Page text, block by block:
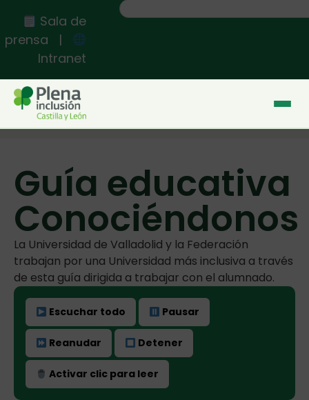
Sala de
prensa |
Intranet
Inicio >> Guía educativa Conociéndonos
Guía educativa
Conociéndonos
La Universidad de Valladolid y la Federación
trabajan por una Universidad más inclusiva a través
de esta guía dirigida a trabajar con el alumnado.
Escuchar todo Pausar
Reanudar Detener
Activar clic para leer